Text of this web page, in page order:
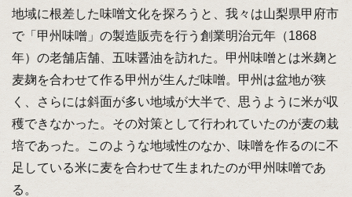
地域に根差した味噌文化を探ろうと、我々は山梨県甲府市
で「甲州味噌」の製造販売を行う創業明治元年（1868
年）の老舗店舗、五味醤油を訪れた。甲州味噌とは米麹と
麦麹を合わせて作る甲州が生んだ味噌。甲州は盆地が狭
く、さらには斜面が多い地域が大半で、思うように米が収
穫できなかった。その対策として行われていたのが麦の栽
培であった。このような地域性のなか、味噌を作るのに不
足している米に麦を合わせて生まれたのが甲州味噌であ
る。